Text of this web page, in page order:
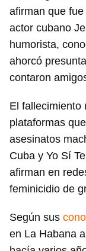
afirman que
actor cubano
humorista,
ahorcó
contaron
El fallecimiento
plataformas
asesinatos
Cuba y Yo Sí
afirman en
feminicidio de
Según sus
en La Habana